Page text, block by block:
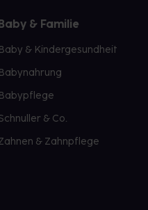
Baby & Familie
Baby & Kindergesundheit
Babynahrung
Babypflege
& Co.
& Zahnpflege